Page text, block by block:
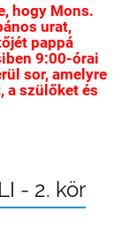
hogy Mons.
urat,
pappá
9:00-órai
sor, amelyre
a szülőket és
- 2. kör